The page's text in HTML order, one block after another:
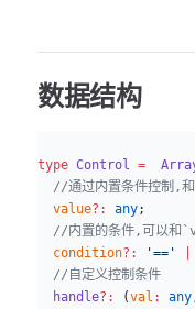
数据结构
type Control =
//通过内置条件控制,
  value
?: any;
//内置的条件,可以和
  condition
?: '=='
  //自定义控制条件
  handle
?: (val : any